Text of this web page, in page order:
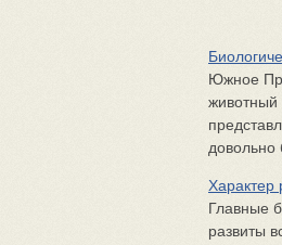
Южное
животный
довольно
Характер
Главные
развиты